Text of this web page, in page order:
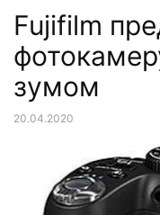
Fujifilm
зумом
20.04.2020